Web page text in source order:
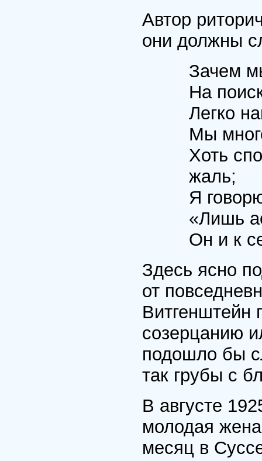
Автор
они должны
Зачем
На
Легко
Мы
Хоть
жаль;
Я
«Лишь
Он и к
Здесь ясно
от
Витгенштейн
созерцанию
подошло бы
так грубы с
В августе
молодая
месяц в